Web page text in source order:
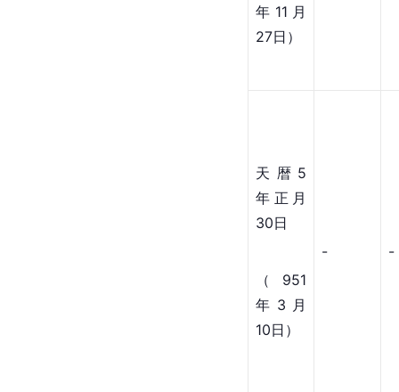
年11月
27日）
天暦5
年正月
30日
（951
年3月
10日）
- -